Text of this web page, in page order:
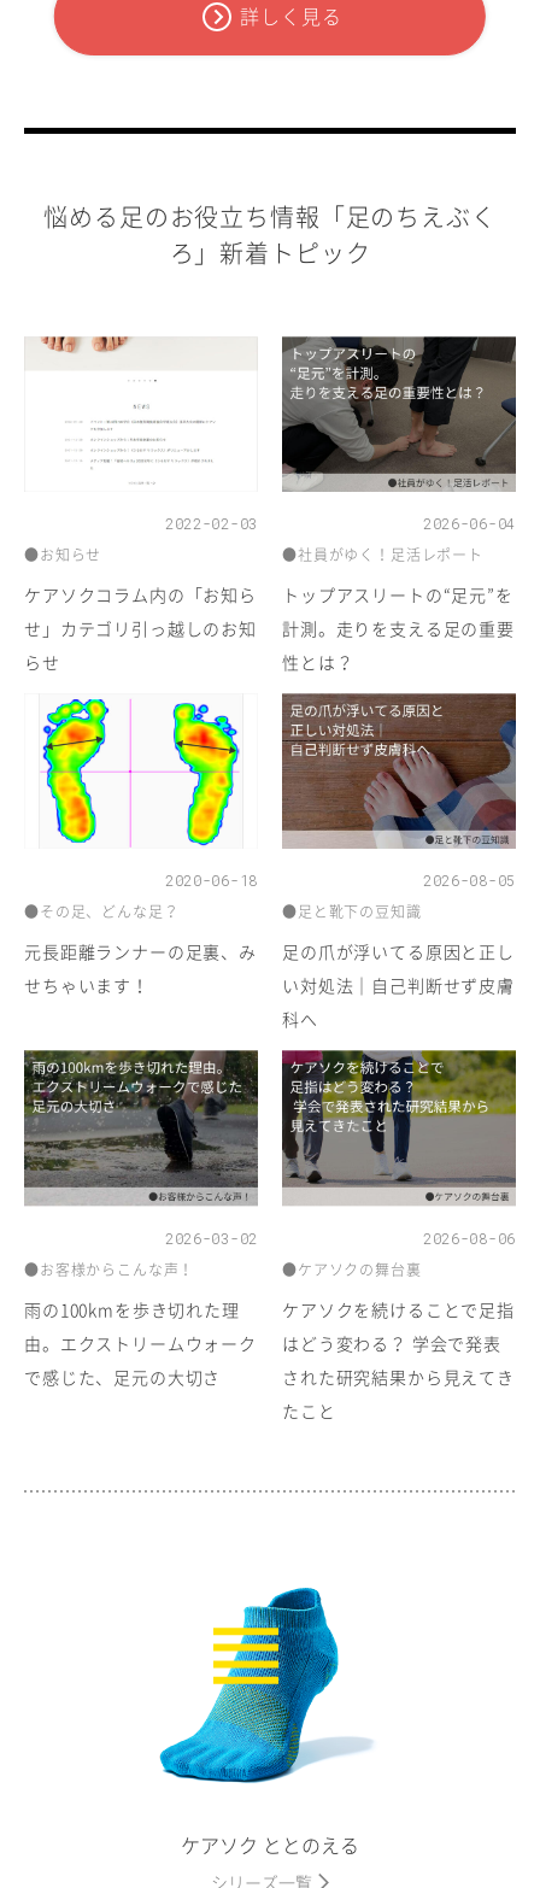
詳しく見る
悩める足のお役立ち情報「足のちえぶく
ろ」新着トピック
2022-02-03
●お知らせ
ケアソクコラム内の「お知ら
せ」カテゴリ引っ越しのお知
らせ
2026-06-04
●社員がゆく！足活レポート
トップアスリートの“足元”を
計測。走りを支える足の重要
性とは？
2020-06-18
●その足、どんな足？
元長距離ランナーの足裏、み
せちゃいます！
2026-08-05
●足と靴下の豆知識
足の爪が浮いてる原因と正し
い対処法｜自己判断せず皮膚
科へ
2026-03-02
●お客様からこんな声！
雨の100kmを歩き切れた理
由。エクストリームウォーク
で感じた、足元の大切さ
2026-08-06
●ケアソクの舞台裏
ケアソクを続けることで足指
はどう変わる？ 学会で発表
された研究結果から見えてき
たこと
ケアソク ととのえる
シリーズ一覧